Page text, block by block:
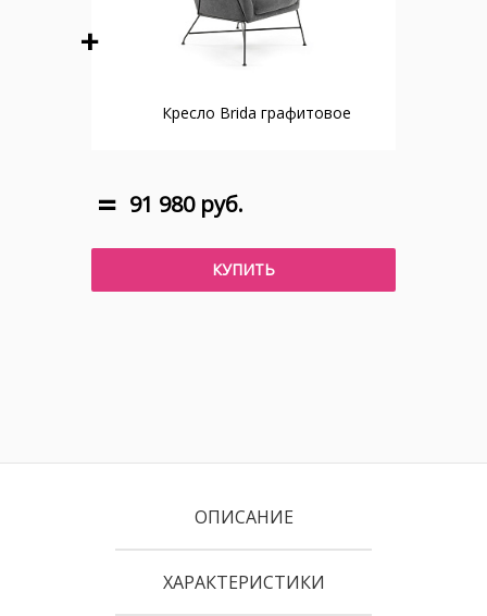
Кресло Brida графитовое
91 980 руб.
КУПИТЬ
ОПИСАНИЕ
ХАРАКТЕРИСТИКИ